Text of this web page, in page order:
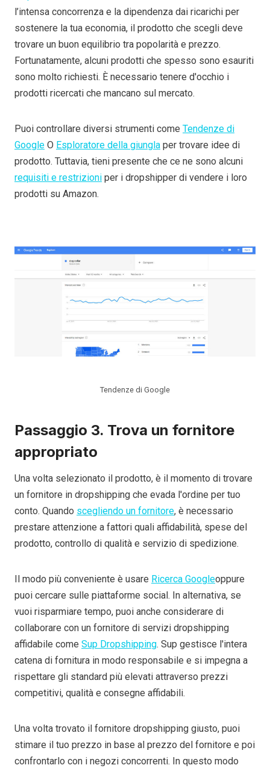
l’intensa concorrenza e la dipendenza dai ricarichi per
sostenere la tua economia, il prodotto che scegli deve
trovare un buon equilibrio tra popolarità e prezzo.
Fortunatamente, alcuni prodotti che spesso sono esauriti
sono molto richiesti. È necessario tenere d'occhio i
prodotti ricercati che mancano sul mercato.
Puoi controllare diversi strumenti come Tendenze di
Google O Esploratore della giungla per trovare idee di
prodotto. Tuttavia, tieni presente che ce ne sono alcuni
requisiti e restrizioni per i dropshipper di vendere i loro
prodotti su Amazon.
Tendenze di Google
Passaggio 3. Trova un fornitore
appropriato
Una volta selezionato il prodotto, è il momento di trovare
un fornitore in dropshipping che evada l'ordine per tuo
conto. Quando scegliendo un fornitore, è necessario
prestare attenzione a fattori quali affidabilità, spese del
prodotto, controllo di qualità e servizio di spedizione.
Il modo più conveniente è usare Ricerca Googleoppure
puoi cercare sulle piattaforme social. In alternativa, se
vuoi risparmiare tempo, puoi anche considerare di
collaborare con un fornitore di servizi dropshipping
affidabile come Sup Dropshipping. Sup gestisce l'intera
catena di fornitura in modo responsabile e si impegna a
rispettare gli standard più elevati attraverso prezzi
competitivi, qualità e consegne affidabili.
Una volta trovato il fornitore dropshipping giusto, puoi
stimare il tuo prezzo in base al prezzo del fornitore e poi
confrontarlo con i negozi concorrenti. In questo modo